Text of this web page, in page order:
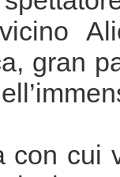
gran
con cui